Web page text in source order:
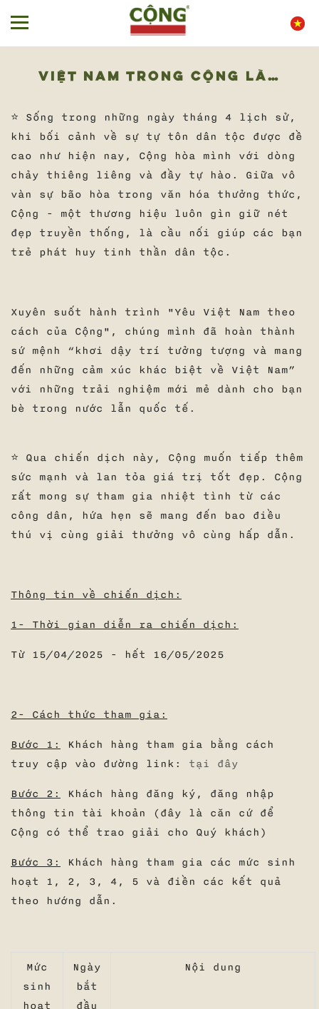
VIỆT NAM TRONG CỘNG LÀ…
⭐ Sống trong những ngày tháng 4 lịch sử,
khi bối cảnh về sự tự tôn dân tộc được đề
cao như hiện nay, Cộng hòa mình với dòng
chảy thiêng liêng và đầy tự hào. Giữa vô
vàn sự bão hòa trong văn hóa thưởng thức,
Cộng - một thương hiệu luôn gìn giữ nét
đẹp truyền thống, là cầu nối giúp các bạn
trẻ phát huy tinh thần dân tộc.
Xuyên suốt hành trình "Yêu Việt Nam theo
cách của Cộng", chúng mình đã hoàn thành
sứ mệnh “khơi dậy trí tưởng tượng và mang
đến những cảm xúc khác biệt về Việt Nam”
với những trải nghiệm mới mẻ dành cho bạn
bè trong nước lẫn quốc tế.
⭐ Qua chiến dịch này, Cộng muốn tiếp thêm
sức mạnh và lan tỏa giá trị tốt đẹp. Cộng
rất mong sự tham gia nhiệt tình từ các
công dân, hứa hẹn sẽ mang đến bao điều
thú vị cùng giải thưởng vô cùng hấp dẫn.
Thông tin về chiến dịch:
1- Thời gian diễn ra chiến dịch:
Từ 15/04/2025 - hết 16/05/2025
2- Cách thức tham gia:
Bước 1:
Khách hàng tham gia bằng cách
truy cập vào đường link: tại đây
Bước 2:
Khách hàng đăng ký, đăng nhập
thông tin tài khoản (đây là căn cứ để
Cộng có thể trao giải cho Quý khách)
Bước 3:
Khách hàng tham gia các mức sinh
hoạt 1, 2, 3, 4, 5 và điền các kết quả
theo hướng dẫn.
Mức
sinh
hoạt
Ngày
bắt
đầu
Nội dung